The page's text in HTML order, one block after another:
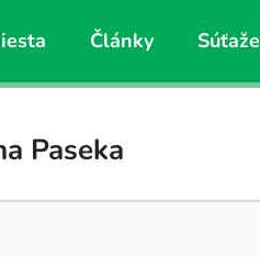
Články Súťaže
Paseka